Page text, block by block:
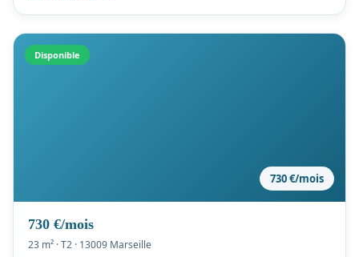
Disponible
730 €/mois
730 €/mois
23 m² · T2 · 13009 Marseille